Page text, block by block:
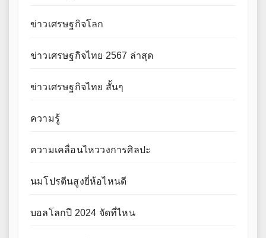
ข่าวเศรษฐกิจโลก
ข่าวเศรษฐกิจไทย 2567 ล่าสุด
ข่าวเศรษฐกิจไทย สั้นๆ
ความรู้
ความเคลื่อนไหววงการศิลปะ
นมโปรตีนสูงยี่ห้อไหนดี
บอลโลกปี 2024 จัดที่ไหน